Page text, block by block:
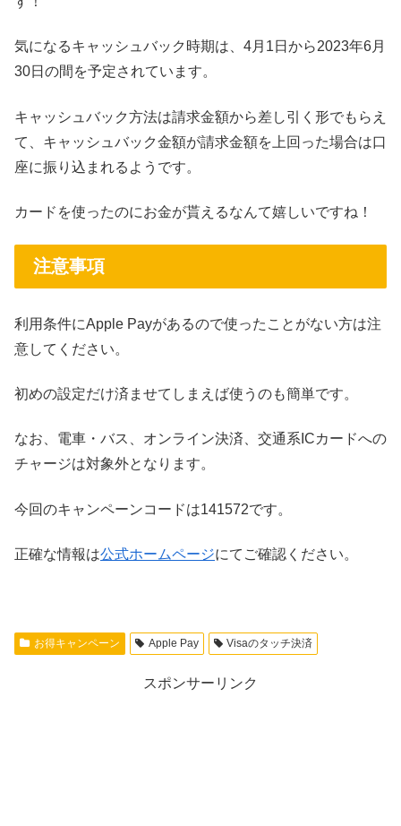
気になるキャッシュバック時期は、4月1日から2023年6月
30日の間を予定されています。
キャッシュバック方法は請求金額から差し引く形でもらえ
て、キャッシュバック金額が請求金額を上回った場合は口
座に振り込まれるようです。
カードを使ったのにお金が貰えるなんて嬉しいですね！
注意事項
利用条件にApple Payがあるので使ったことがない方は注
意してください。
初めの設定だけ済ませてしまえば使うのも簡単です。
なお、電車・バス、オンライン決済、交通系ICカードへの
チャージは対象外となります。
今回のキャンペーンコードは141572です。
正確な情報は公式ホームページにてご確認ください。
お得キャンペーン Apple Pay Visaのタッチ決済
スポンサーリンク